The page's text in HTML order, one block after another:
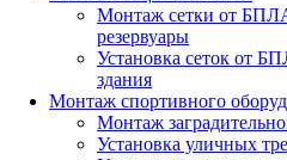
Монтаж сетки от
резервуары
Установка сеток от
здания
Монтаж спортивного
Монтаж
Установка уличных